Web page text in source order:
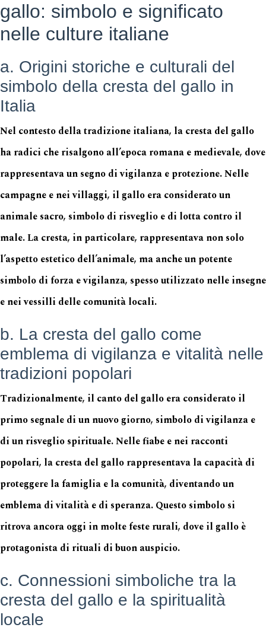
gallo: simbolo e significato
nelle culture italiane
a. Origini storiche e culturali del
simbolo della cresta del gallo in
Italia
Nel contesto della tradizione italiana, la cresta del gallo
ha radici che risalgono all’epoca romana e medievale, dove
rappresentava un segno di vigilanza e protezione. Nelle
campagne e nei villaggi, il gallo era considerato un
animale sacro, simbolo di risveglio e di lotta contro il
male. La cresta, in particolare, rappresentava non solo
l’aspetto estetico dell’animale, ma anche un potente
simbolo di forza e vigilanza, spesso utilizzato nelle insegne
e nei vessilli delle comunità locali.
b. La cresta del gallo come
emblema di vigilanza e vitalità nelle
tradizioni popolari
Tradizionalmente, il canto del gallo era considerato il
primo segnale di un nuovo giorno, simbolo di vigilanza e
di un risveglio spirituale. Nelle fiabe e nei racconti
popolari, la cresta del gallo rappresentava la capacità di
proteggere la famiglia e la comunità, diventando un
emblema di vitalità e di speranza. Questo simbolo si
ritrova ancora oggi in molte feste rurali, dove il gallo è
protagonista di rituali di buon auspicio.
c. Connessioni simboliche tra la
cresta del gallo e la spiritualità
locale